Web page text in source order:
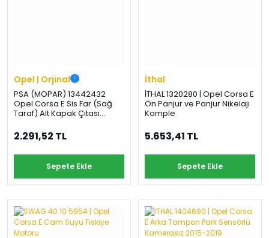
Opel | Orjinal
PSA (MOPAR) 13442432
Opel Corsa E Sis Far (Sağ
Taraf) Alt Kapak Çıtası
2.291,52 TL
Sepete Ekle
İthal
İTHAL 1320280 | Opel Corsa E
Ön Panjur ve Panjur Nikelajı
Komple
5.653,41 TL
Sepete Ekle